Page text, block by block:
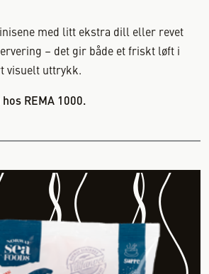
med litt ekstra dill eller revet
– det gir både et friskt løft i
visuelt uttrykk.
REMA 1000.